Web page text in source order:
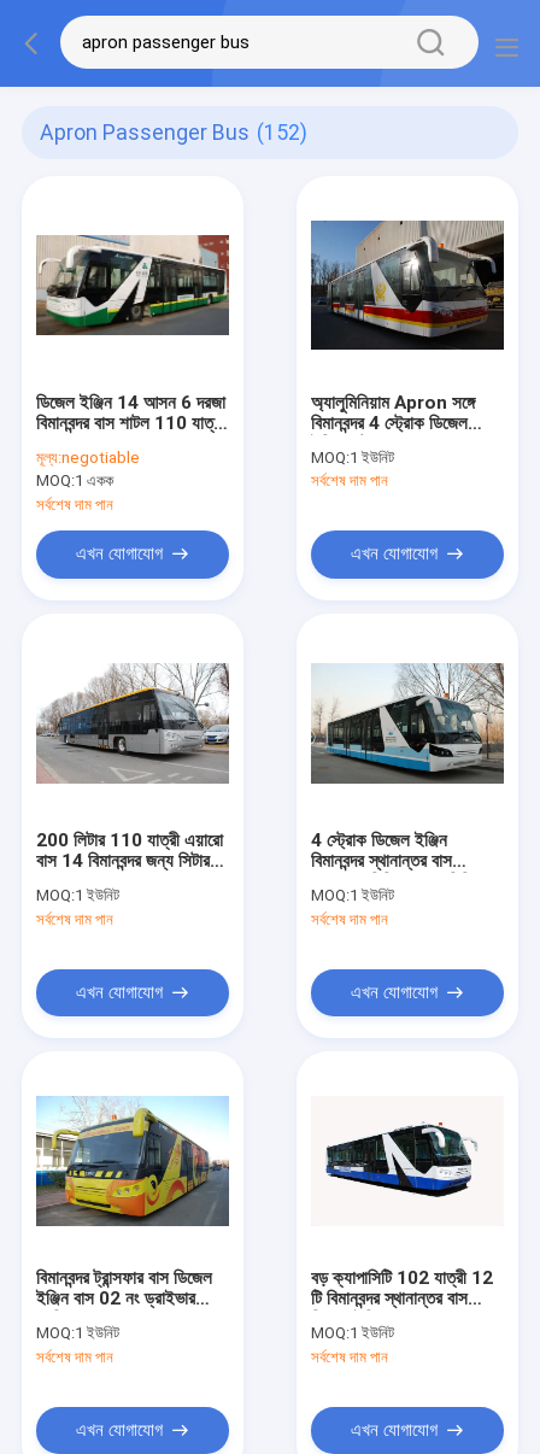
Apron Passenger Bus (152)
ডিজেল ইঞ্জিন 14 আসন 6 দরজা
বিমানবন্দর বাস শাটল 110 যাত্রী
মূল্য:negotiable
MOQ:1 একক
সর্বশেষ দাম পান
এখন যোগাযোগ
অ্যালুমিনিয়াম Apron সঙ্গে
বিমানবন্দর 4 স্ট্রোক ডিজেল
MOQ:1 ইউনিট
সর্বশেষ দাম পান
এখন যোগাযোগ
200 লিটার 110 যাত্রী এয়ারো
বাস 14 বিমানবন্দর জন্য সিটার
MOQ:1 ইউনিট
সর্বশেষ দাম পান
এখন যোগাযোগ
4 স্ট্রোক ডিজেল ইঞ্জিন
বিমানবন্দর স্থানান্তর বাস
3000 মিমি × 3178 মিমি
MOQ:1 ইউনিট
সর্বশেষ দাম পান
এখন যোগাযোগ
বিমানবন্দর ট্রান্সফার বাস ডিজেল
ইঞ্জিন বাস 02 নং ড্রাইভার
MOQ:1 ইউনিট
সর্বশেষ দাম পান
এখন যোগাযোগ
বড় ক্যাপাসিটি 102 যাত্রী 12
টি বিমানবন্দর স্থানান্তর বাস
MOQ:1 ইউনিট
সর্বশেষ দাম পান
এখন যোগাযোগ